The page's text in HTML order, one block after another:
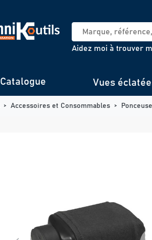
Aidez moi à trouver
Catalogue Vues
Accessoires et Consommables Ponceuse